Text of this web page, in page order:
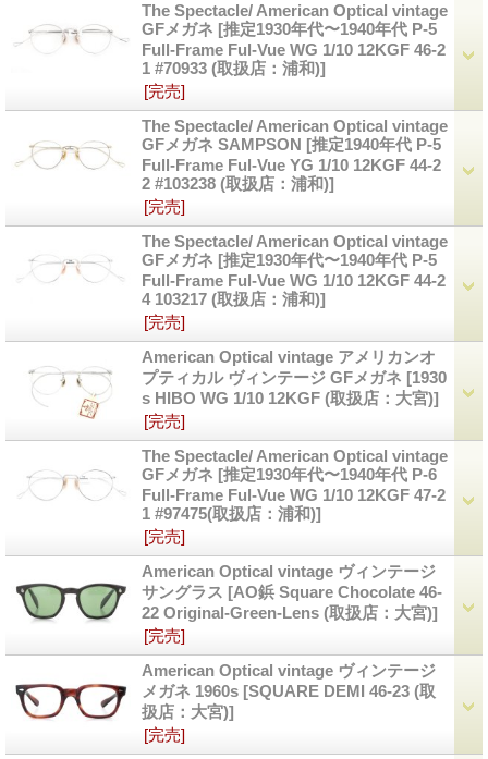
The Spectacle/ American Optical vintage
GFメガネ [推定1930年代〜1940年代 P-5
Full-Frame Ful-Vue WG 1/10 12KGF 46-2
1 #70933 (取扱店：浦和)]
[完売]
The Spectacle/ American Optical vintage
GFメガネ SAMPSON [推定1940年代 P-5
Full-Frame Ful-Vue YG 1/10 12KGF 44-2
2 #103238 (取扱店：浦和)]
[完売]
The Spectacle/ American Optical vintage
GFメガネ [推定1930年代〜1940年代 P-5
Full-Frame Ful-Vue WG 1/10 12KGF 44-2
4 103217 (取扱店：浦和)]
[完売]
American Optical vintage アメリカンオ
プティカル ヴィンテージ GFメガネ [1930
s HIBO WG 1/10 12KGF (取扱店：大宮)]
[完売]
The Spectacle/ American Optical vintage
GFメガネ [推定1930年代〜1940年代 P-6
Full-Frame Ful-Vue WG 1/10 12KGF 47-2
1 #97475(取扱店：浦和)]
[完売]
American Optical vintage ヴィンテージ
サングラス [AO鋲 Square Chocolate 46-
22 Original-Green-Lens (取扱店：大宮)]
[完売]
American Optical vintage ヴィンテージ
メガネ 1960s [SQUARE DEMI 46-23 (取
扱店：大宮)]
[完売]